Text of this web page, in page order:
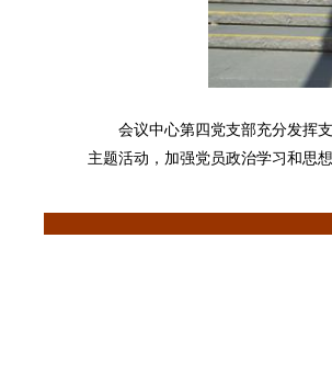
会议中心第四党支部充分发挥支
主题活动，加强党员政治学习和思